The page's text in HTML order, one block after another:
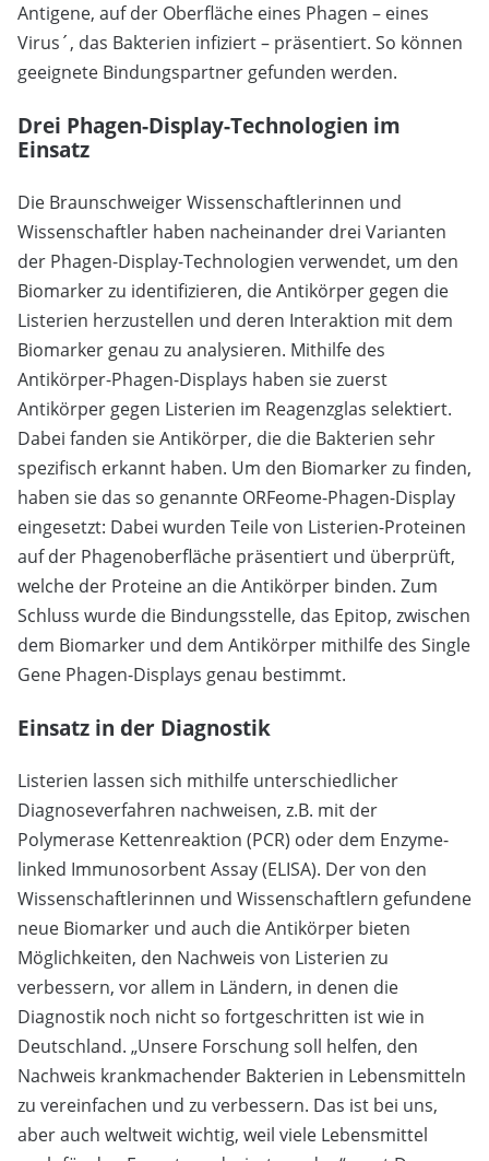
Antigene, auf der Oberfläche eines Phagen – eines
Virus´, das Bakterien infiziert – präsentiert. So können
geeignete Bindungspartner gefunden werden.
Drei Phagen-Display-Technologien im
Einsatz
Die Braunschweiger Wissenschaftlerinnen und
Wissenschaftler haben nacheinander drei Varianten
der Phagen-Display-Technologien verwendet, um den
Biomarker zu identifizieren, die Antikörper gegen die
Listerien herzustellen und deren Interaktion mit dem
Biomarker genau zu analysieren. Mithilfe des
Antikörper-Phagen-Displays haben sie zuerst
Antikörper gegen Listerien im Reagenzglas selektiert.
Dabei fanden sie Antikörper, die die Bakterien sehr
spezifisch erkannt haben. Um den Biomarker zu finden,
haben sie das so genannte ORFeome-Phagen-Display
eingesetzt: Dabei wurden Teile von Listerien-Proteinen
auf der Phagenoberfläche präsentiert und überprüft,
welche der Proteine an die Antikörper binden. Zum
Schluss wurde die Bindungsstelle, das Epitop, zwischen
dem Biomarker und dem Antikörper mithilfe des Single
Gene Phagen-Displays genau bestimmt.
Einsatz in der Diagnostik
Listerien lassen sich mithilfe unterschiedlicher
Diagnoseverfahren nachweisen, z.B. mit der
Polymerase Kettenreaktion (PCR) oder dem Enzyme-
linked Immunosorbent Assay (ELISA). Der von den
Wissenschaftlerinnen und Wissenschaftlern gefundene
neue Biomarker und auch die Antikörper bieten
Möglichkeiten, den Nachweis von Listerien zu
verbessern, vor allem in Ländern, in denen die
Diagnostik noch nicht so fortgeschritten ist wie in
Deutschland. „Unsere Forschung soll helfen, den
Nachweis krankmachender Bakterien in Lebensmitteln
zu vereinfachen und zu verbessern. Das ist bei uns,
aber auch weltweit wichtig, weil viele Lebensmittel